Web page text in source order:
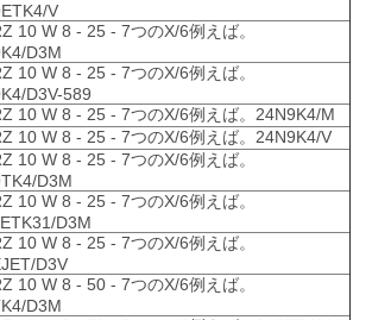
V
10 W 8 - 25 - 7つのX/6例えば。
D3M
10 W 8 - 25 - 7つのX/6例えば。
D3V-589
10 W 8 - 25 - 7つのX/6例えば。24N9K4/M
10 W 8 - 25 - 7つのX/6例えば。24N9K4/V
10 W 8 - 25 - 7つのX/6例えば。
D3M
10 W 8 - 25 - 7つのX/6例えば。
D3M
10 W 8 - 25 - 7つのX/6例えば。
D3V
10 W 8 - 50 - 7つのX/6例えば。
D3M